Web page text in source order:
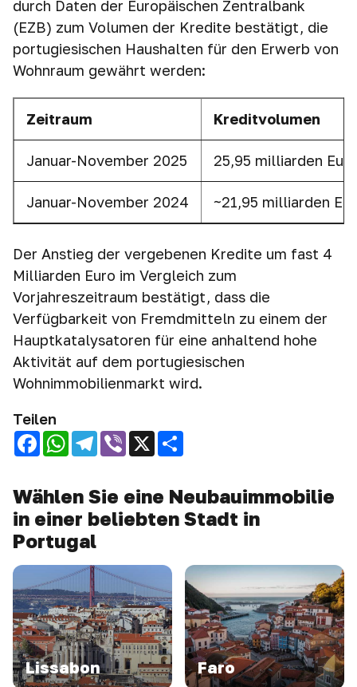
durch Daten der Europäischen Zentralbank
(EZB) zum Volumen der Kredite bestätigt, die
portugiesischen Haushalten für den Erwerb von
Wohnraum gewährt werden:
Zeitraum Kreditvolumen
Januar-November 2025 25,95 milliarden Euro
Januar-November 2024 ~21,95 milliarden
Der Anstieg der vergebenen Kredite um fast 4
Milliarden Euro im Vergleich zum
Vorjahreszeitraum bestätigt, dass die
Verfügbarkeit von Fremdmitteln zu einem der
Hauptkatalysatoren für eine anhaltend hohe
Aktivität auf dem portugiesischen
Wohnimmobilienmarkt wird.
Teilen
Facebook
WhatsApp
Telegram
Viber
X Share
Wählen Sie eine Neubauimmobilie
in einer beliebten Stadt in
Portugal
Lissabon Faro